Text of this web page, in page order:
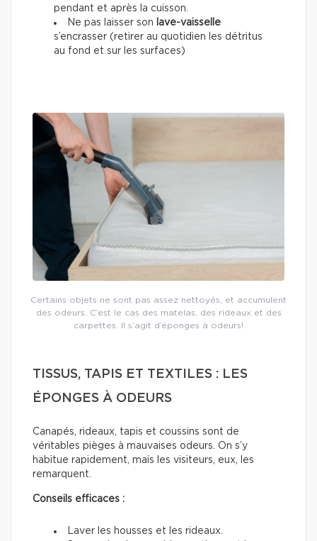
pendant et après la cuisson.
Ne pas laisser son
lave-vaisselle
s’encrasser (retirer au quotidien les détritus
au fond et sur les surfaces)
Certains objets ne sont pas assez nettoyés, et accumulent
des odeurs. C’est le cas des matelas, des rideaux et des
carpettes. Il s’agit d’éponges à odeurs!
TISSUS, TAPIS ET TEXTILES : LES
ÉPONGES À ODEURS
Canapés, rideaux, tapis et coussins sont de
véritables pièges à mauvaises odeurs. On s’y
habitue rapidement, mais les visiteurs, eux, les
remarquent.
Conseils efficaces :
Laver les housses et les rideaux.